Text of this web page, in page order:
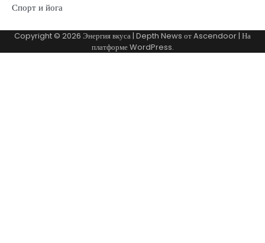
Спорт и йога
Copyright © 2026 Энергия вкуса| Depth News отAscendoor| На
платформеWordPress.